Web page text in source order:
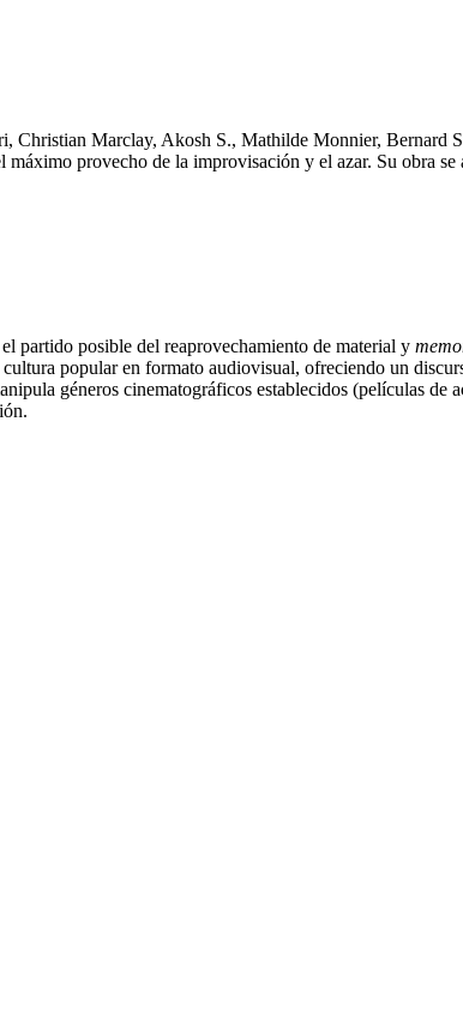
Christian Marclay, Akosh S., Mathilde Monnier,
provecho de la improvisación y el azar. Su obra
partido posible del reaprovechamiento de material y
popular en formato audiovisual, ofreciendo un
géneros cinematográficos establecidos (películas